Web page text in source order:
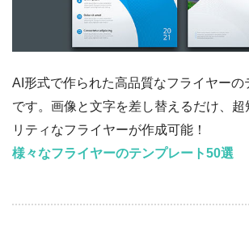
AI形式で作られた高品質なフライヤーの
です。画像と文字を差し替えるだけ、
リティなフライヤーが作成可能！
様々なフライヤーのテンプレート50選